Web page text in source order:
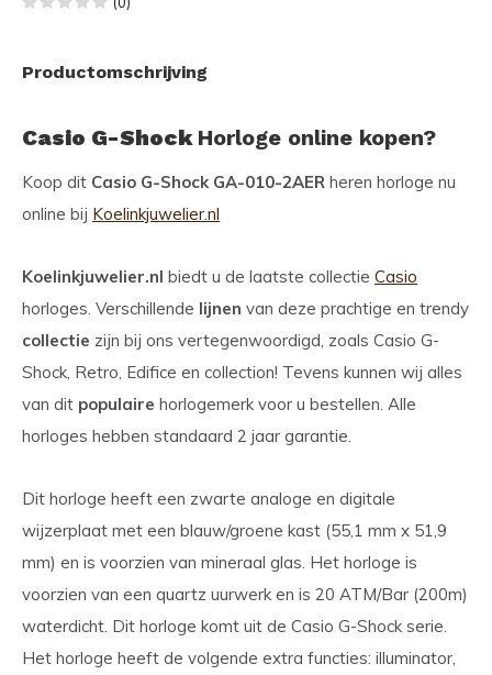
Productomschrijving
Casio G-Shock Horloge online kopen?
Koop dit Casio G-Shock GA-010-2AER heren horloge nu
online bij Koelinkjuwelier.nl
Koelinkjuwelier.nl biedt u de laatste collectie Casio
horloges. Verschillende lijnen van deze prachtige en trendy
collectie zijn bij ons vertegenwoordigd, zoals Casio G-
Shock, Retro, Edifice en collection! Tevens kunnen wij alles
van dit populaire horlogemerk voor u bestellen. Alle
horloges hebben standaard 2 jaar garantie.
Dit horloge heeft een zwarte analoge en digitale
wijzerplaat met een blauw/groene kast (55,1 mm x 51,9
mm) en is voorzien van mineraal glas. Het horloge is
voorzien van een quartz uurwerk en is 20 ATM/Bar (200m)
waterdicht. Dit horloge komt uit de Casio G-Shock serie.
Het horloge heeft de volgende extra functies: illuminator,